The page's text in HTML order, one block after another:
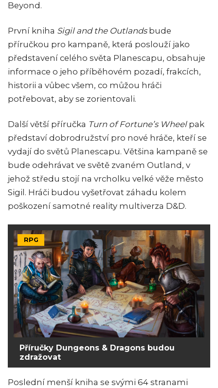
Beyond.
První kniha Sigil and the Outlandsbude
příručkou pro kampaně, která poslouží jako
představení celého světa Planescapu, obsahuje
informace o jeho příběhovém pozadí, frakcích,
historii a vůbec všem, co můžou hráči
potřebovat, aby se zorientovali.
Další větší příručka Turn of Fortune’s Wheelpak
představí dobrodružství pro nové hráče, kteří se
vydají do světů Planescapu. Většina kampaně se
bude odehrávat ve světě zvaném Outland, v
jehož středu stojí na vrcholku velké věže město
Sigil. Hráči budou vyšetřovat záhadu kolem
poškození samotné reality multiverza D&D.
RPG
Příručky Dungeons & Dragons budou
zdražovat
Poslední menší kniha se svými 64 stranami